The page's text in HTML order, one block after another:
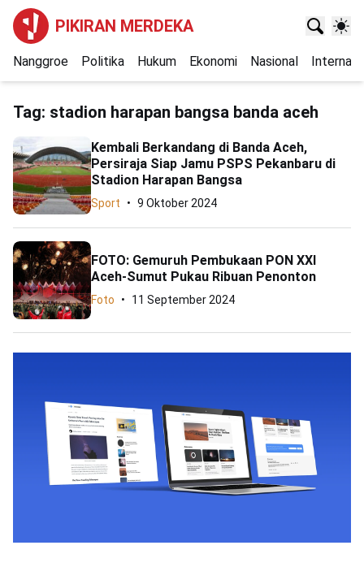
PIKIRAN MERDEKA
Nanggroe Politika Hukum Ekonomi Nasional
Tag: stadion harapan bangsa banda aceh
Kembali Berkandang di Banda Aceh,
Persiraja Siap Jamu PSPS Pekanbaru di
Stadion Harapan Bangsa
Sport 9 Oktober 2024
FOTO: Gemuruh Pembukaan PON XXI
Aceh-Sumut Pukau Ribuan Penonton
Foto 11 September 2024